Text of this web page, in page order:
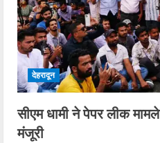
देहरादून
सीएम धामी ने पेपर लीक
मंजूरी